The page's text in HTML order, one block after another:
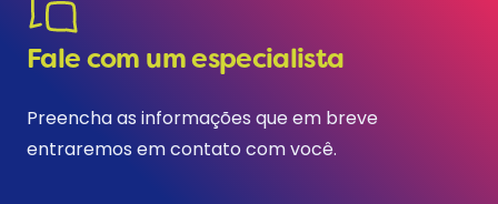
Fale com um especialista
Preencha as informações que em breve
entraremos em contato com você.